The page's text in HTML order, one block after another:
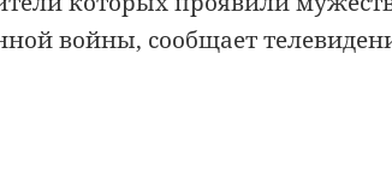
войны, сообщает